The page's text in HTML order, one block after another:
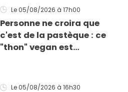
grillades
Le 05/08/2026 à 17h00
Personne ne croira que
c'est de la pastèque : ce
"thon" vegan est
Le 05/08/2026 à 16h30